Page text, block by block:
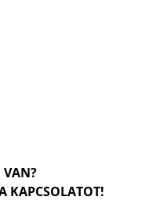
VAN?
KAPCSOLATOT!